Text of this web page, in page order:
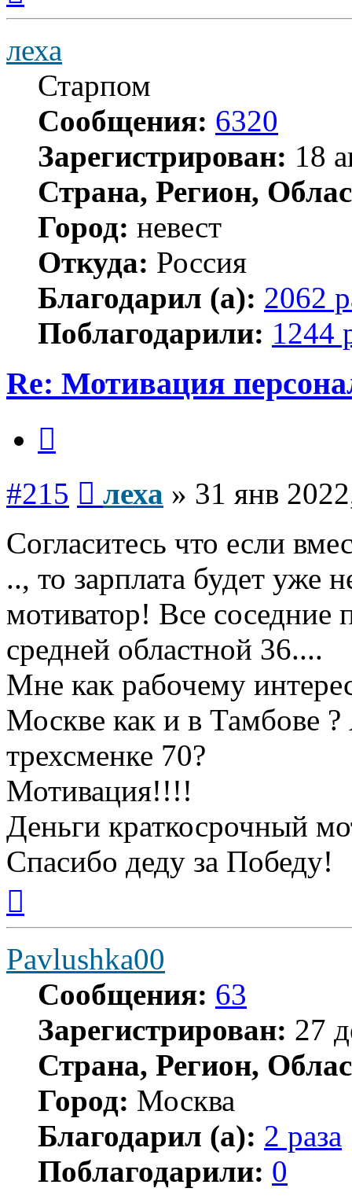
началу
леха
Старпом
Сообщения: 6320
Зарегистрирован: 18
Страна, Регион,
Город: невест
Откуда: Россия
Благодарил (а): 2062
Поблагодарили: 1244
Re: Мотивация
#215 леха » 31 янв
Согласитесь что если
.., то зарплата будет
мотиватор! Все соседние
средней областной 36....
Мне как рабочему
Москве как и в Тамбове
трехсменке 70?
Мотивация!!!!
Деньги краткосрочный
Спасибо деду за Победу!
началу
Pavlushka00
Сообщения: 63
Зарегистрирован: 27
Страна, Регион,
Город: Москва
Благодарил (а): 2 раза
Поблагодарили: 0